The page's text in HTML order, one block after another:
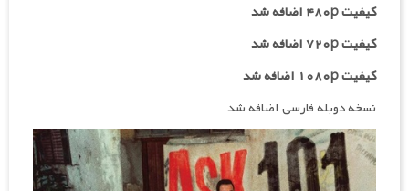
کیفیت ۴۸۰p اضافه شد
کیفیت ۷۲۰p
اضافه شد
کیفیت ۱۰۸۰p اضافه شد
نسخه دوبله فارسی اضافه شد